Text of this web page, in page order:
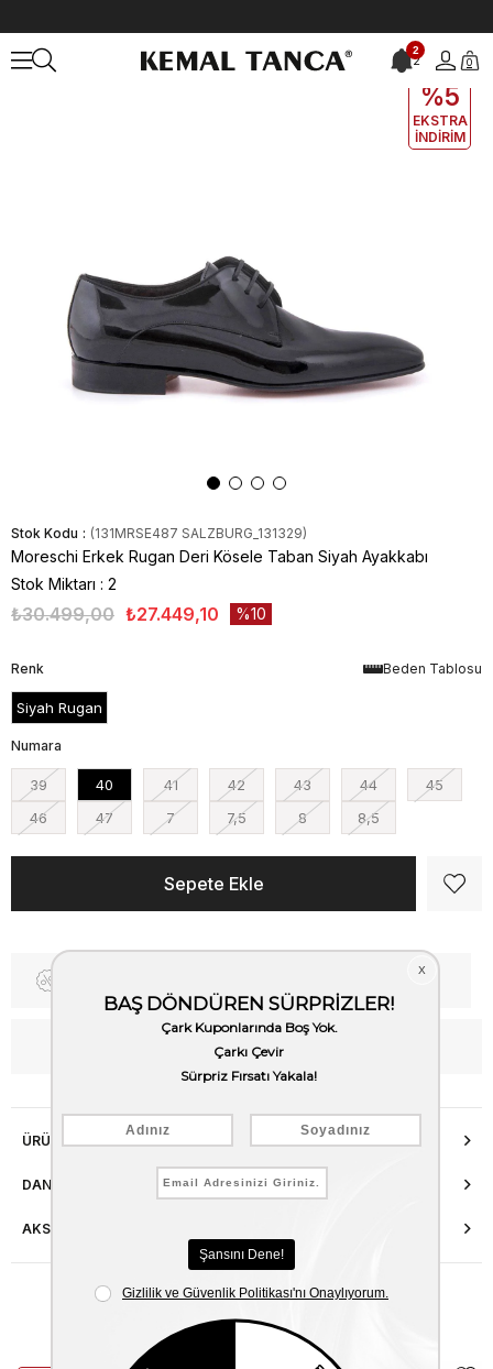
2
2 0
EKLE5
%5
EKSTRA
İNDİRİM
Stok Kodu (131MRSE487 SALZBURG_131329)
Moreschi Erkek Rugan Deri Kösele Taban Siyah Ayakkabı
Stok Miktarı : 2
₺30.499,00 ₺27.449,10 10
Beden Tablosu
Renk
Siyah Rugan
Numara
39 40 41 42 43 44
45
46
47 7 7,5 8 8,5
WhatsApp’tan Bilgi Al
ÜRÜN ÖZELLIKLERI
DANIŞMA HATTI
AKSESUAR ONARIMI
Benzer Ürünler